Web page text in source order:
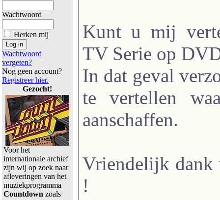
Wachtwoord
Herken mij
Wachtwoord
vergeten?
Nog geen account?
Registreer hier.
Gezocht!
Voor het
internationale archief
zijn wij op zoek naar
afleveringen van het
muziekprogramma
Countdown zoals
Kunt u mij
TV Serie op
In dat geval
te vertellen
aanschaffen.
Vriendelijk dank
!